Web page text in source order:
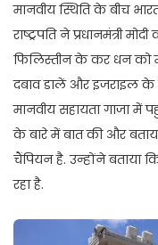
मानवीय स्थिति के बीच
राष्ट्रपति ने प्रधानमंत्री
फिलिस्तीन के कर धन को
दबाव डालें और इजराइल के
मानवीय सहायता गाजा में
के बारे में बात की और
चैंपियन है. उन्होंने बताया
रहा है.